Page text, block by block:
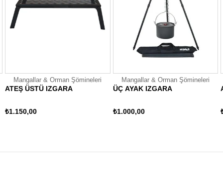
Mangallar & Orman Şömineleri
ÜÇ AYAK IZGARA
₺1.000,00
Mangallar & Orman Şömineleri
ATEŞ ÜSTÜ IZGARA MİNİ
₺800,00